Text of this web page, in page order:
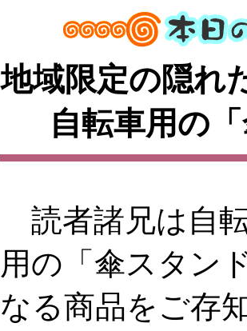
地域限定の隠
自転車用の
読者諸兄は自
用の「傘スタン
なる商品をご存